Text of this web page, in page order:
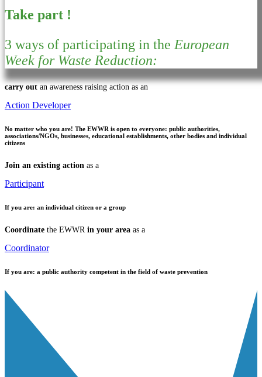
Take part !
3 ways of participating in the European
Week for Waste Reduction:
carry out an awareness raising action as an
Action Developer
No matter who you are! The EWWR is open to everyone: public authorities,
associations/NGOs, businesses, educational establishments, other bodies and individual
citizens
Join an existing action as a
Participant
If you are: an individual citizen or a group
Coordinate the EWWR in your area as a
Coordinator
If you are: a public authority competent in the field of waste prevention